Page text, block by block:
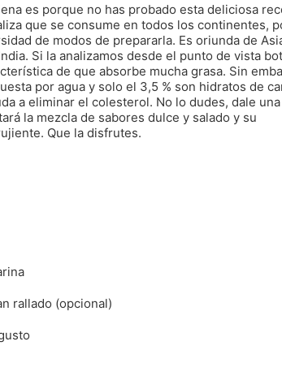
es porque no has probado esta deliciosa
que se consume en todos los continentes,
de modos de prepararla. Es oriunda de
Si la analizamos desde el punto de vista
de que absorbe mucha grasa. Sin
por agua y solo el 3,5 % son hidratos de
a eliminar el colesterol. No lo dudes, dale
la mezcla de sabores dulce y salado y su
Que la disfrutes.
rallado (opcional)